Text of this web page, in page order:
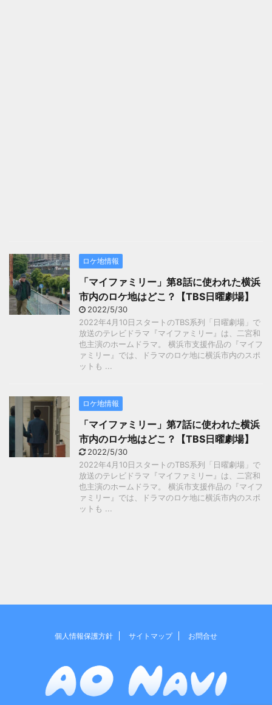
ロケ地情報
「マイファミリー」第8話に使われた横浜
市内のロケ地はどこ？【TBS日曜劇場】
2022/5/30
2022年4月10日スタートのTBS系列「日曜劇場」で
放送のテレビドラマ『マイファミリー』は、二宮和
也主演のホームドラマ。 横浜市支援作品の『マイフ
ァミリー』では、ドラマのロケ地に横浜市内のスポ
ットも ...
ロケ地情報
「マイファミリー」第7話に使われた横浜
市内のロケ地はどこ？【TBS日曜劇場】
2022/5/30
2022年4月10日スタートのTBS系列「日曜劇場」で
放送のテレビドラマ『マイファミリー』は、二宮和
也主演のホームドラマ。 横浜市支援作品の『マイフ
ァミリー』では、ドラマのロケ地に横浜市内のスポ
ットも ...
個人情報保護方針 サイトマップ お問合せ